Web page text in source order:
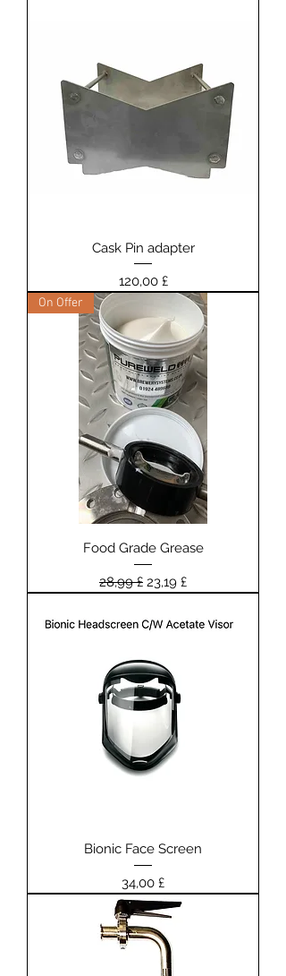
Cask Pin adapter
Prezzo
120,00 £
On Offer
Food Grade Grease
Prezzo regolare
28,99 £ Prezzo scontato
23,19 £
Bionic Face Screen
Prezzo
34,00 £